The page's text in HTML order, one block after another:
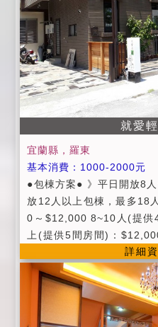
品質，懇請您勿在室內抽
譁、或從事賭博等行為。
請於晚間11點前結束， 以
便處請見諒。 ■可攜帶寵物
元。
就愛
宜蘭縣，羅東
基本消費：1000-2000元
●包棟方案● 》平日開放8
放12人以上包棟，最多
0～$12,000 8~10人(提供
上(提供5間房間)：
$500 ★假日包棟/連續假
人(提供5間房間)：
0～25,200 14人(提供5間
機、微波爐、茶包、咖啡
詳細